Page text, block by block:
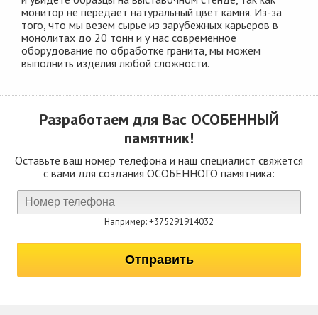
монитор не передает натуральный цвет камня. Из-за
того, что мы везем сырье из зарубежных карьеров в
монолитах до 20 тонн и у нас современное
оборудование по обработке гранита, мы можем
выполнить изделия любой сложности.
Разработаем для Вас ОСОБЕННЫЙ
памятник!
Оставьте ваш номер телефона и наш специалист свяжется
с вами для создания ОСОБЕННОГО памятника:
Например: +375291914032